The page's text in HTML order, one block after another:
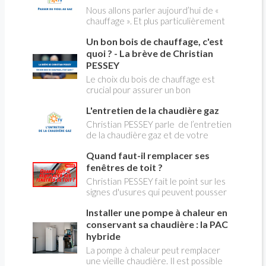
ses dangers avec Christian Pessey
Nous allons parler aujourd’hui de «
chauffage ». Et plus particulièrement
aborder l’abandon du fioul au profit du
gaz.
Un bon bois de chauffage, c'est
quoi ? - La brève de Christian
PESSEY
Le choix du bois de chauffage est
crucial pour assurer un bon
l'impact environnemental. Mais
comment reconnaître un bois de
qualité ? Plusieurs critères entrent en
jeu : le type d'essence, le taux
d'humidité, la densité et la saison de
coupe.
L'entretien de la chaudière gaz
Christian PESSEY parle de l’entretien
de la chaudière gaz et de votre
avez un système par radiateurs ou un
plancher chauffant, qui sont alimentés
par une chaudière au gaz, vous devez
faire entretenir celle-ci une fois par
an, que vous soyez locataire ou
propriétaire occupant. C’est la même
chose pour un chauffe-bains au gaz.
C’est une obligation légale. Si vous ne
le faites pas, votre responsabilité
pourra être engagée en cas
d’accident, et vous ne serez pas
Quand faut-il remplacer ses
fenêtres de toit ?
Christian PESSEY fait le point sur les
signes d'usures qui peuvent pousser
toit. En remplaçant vos fenêtre de toit
vous ferez des économies de
chauffage et vous améliorerez le
confort des combles qui en sont
équipées.
Installer une pompe à chaleur en
conservant sa chaudière : la PAC
hybride
La pompe à chaleur peut remplacer
une vieille chaudière. Il est possible